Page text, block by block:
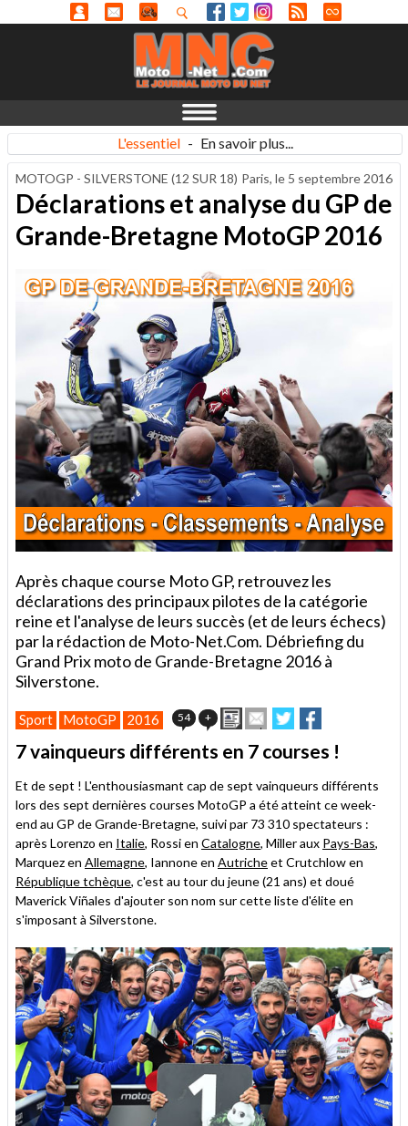
L'essentiel - En savoir plus...
MOTOGP - SILVERSTONE (12 SUR 18) Paris, le 5 septembre 2016
Déclarations et analyse du GP de
Grande-Bretagne MotoGP 2016
Après chaque course Moto GP, retrouvez les
déclarations des principaux pilotes de la catégorie
reine et l'analyse de leurs succès (et de leurs échecs)
par la rédaction de Moto-Net.Com. Débriefing du
Grand Prix moto de Grande-Bretagne 2016 à
Silverstone.
Sport MotoGP 2016 54 + ImprimerEnvoyer
cet
article
à
ami
Partager
sur
Twitter
sur
Facebook
7 vainqueurs différents en 7 courses !
Et de sept ! L'enthousiasmant cap de sept vainqueurs différents
lors des sept dernières courses MotoGP a été atteint ce week-
end au GP de Grande-Bretagne, suivi par 73 310 spectateurs :
après Lorenzo en Italie, Rossi en Catalogne, Miller aux Pays-Bas,
Marquez en Allemagne, Iannone en Autricheet Crutchlow en
République tchèque, c'est au tour du jeune (21 ans) et doué
Maverick Viñales d'ajouter son nom sur cette liste d'élite en
s'imposant à Silverstone.